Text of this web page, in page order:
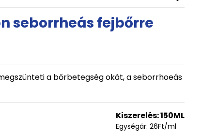
seborrheás fejbőrre
a bőrbetegség okát, a seborrhoeás
Kiszerelés:150ML
Egységár: 26Ft/ml